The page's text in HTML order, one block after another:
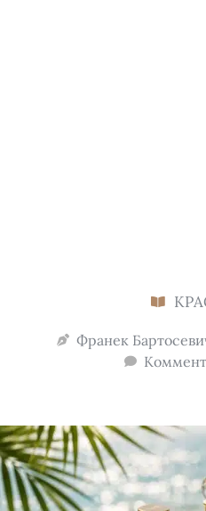
Франек